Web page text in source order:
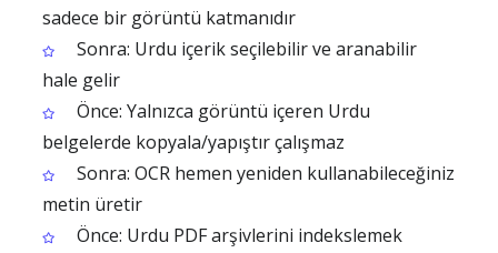
sadece bir görüntü katmanıdır
Sonra: Urdu içerik seçilebilir ve aranabilir
hale gelir
Önce: Yalnızca görüntü içeren Urdu
belgelerde kopyala/yapıştır çalışmaz
Sonra: OCR hemen yeniden kullanabileceğiniz
metin üretir
Önce: Urdu PDF arşivlerini indekslemek